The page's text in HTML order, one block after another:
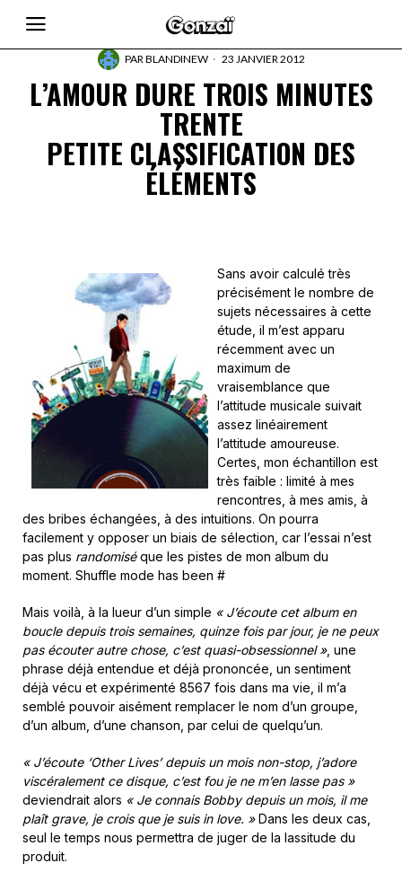
PARBLANDINEW 23 JANVIER 2012
L’AMOUR DURE TROIS MINUTES
TRENTE
PETITE CLASSIFICATION DES
ÉLÉMENTS
Sans avoir calculé très
précisément le nombre de
sujets nécessaires à cette
étude, il m’est apparu
récemment avec un
maximum de
vraisemblance que
l’attitude musicale suivait
assez linéairement
l’attitude amoureuse.
Certes, mon échantillon est
très faible : limité à mes
rencontres, à mes amis, à
des bribes échangées, à des intuitions. On pourra
facilement y opposer un biais de sélection, car l’essai n’est
pas plus randomiséque les pistes de mon album du
moment. Shuffle mode has been #
Mais voilà, à la lueur d’un simple « J’écoute cet album en
boucle depuis trois semaines, quinze fois par jour, je ne peux
pas écouter autre chose, c’est quasi-obsessionnel », une
phrase déjà entendue et déjà prononcée, un sentiment
déjà vécu et expérimenté 8567 fois dans ma vie, il m’a
semblé pouvoir aisément remplacer le nom d’un groupe,
d’un album, d’une chanson, par celui de quelqu’un.
« J’écoute ‘Other Lives’ depuis un mois non-stop, j’adore
viscéralement ce disque, c’est fou je ne m’en lasse pas »
deviendrait alors « Je connais Bobby depuis un mois, il me
plaît grave, je crois que je suis in love. »Dans les deux cas,
seul le temps nous permettra de juger de la lassitude du
produit.